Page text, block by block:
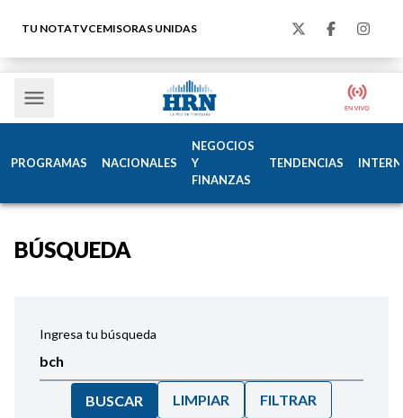
TU NOTATVCEMISORAS UNIDAS
PROGRAMAS NACIONALES
NEGOCIOS
Y
FINANZAS
TENDENCIAS
BÚSQUEDA
Ingresa tu búsqueda
BUSCAR LIMPIAR FILTRAR